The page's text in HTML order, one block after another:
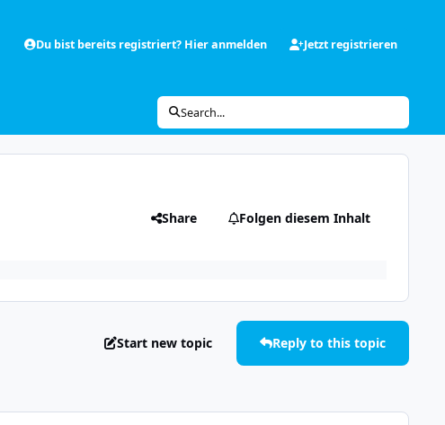
Du bist bereits registriert? Hier anmelden Jetzt registrieren
Search...
Share Folgen diesem Inhalt
Start new topic Reply to this topic